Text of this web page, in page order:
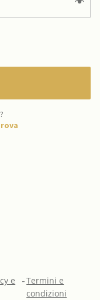
e
-Termini e
condizioni